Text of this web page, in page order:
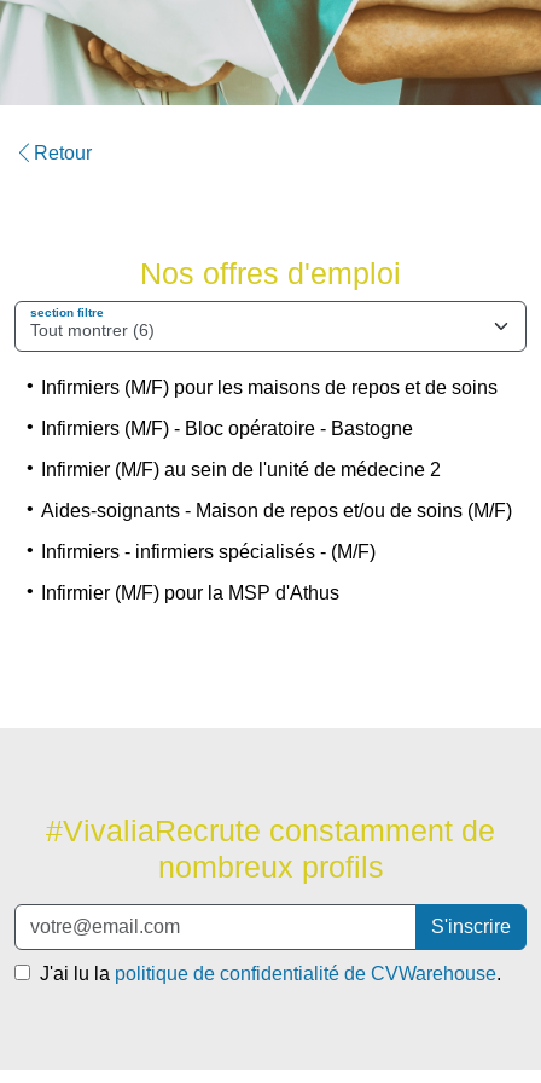
Retour
Nos offres d'emploi
section filtre
Infirmiers (M/F) pour les maisons de repos et de soins
Infirmiers (M/F) - Bloc opératoire - Bastogne
Infirmier (M/F) au sein de l'unité de médecine 2
Aides-soignants - Maison de repos et/ou de soins (M/F)
Infirmiers - infirmiers spécialisés - (M/F)
Infirmier (M/F) pour la MSP d'Athus
#VivaliaRecrute constamment de
nombreux profils
S'inscrire
J'ai lu la politique de confidentialité de CVWarehouse.